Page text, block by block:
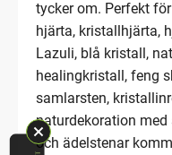
tycker om. Perfekt
hjärta, kristallhjärta,
Lazuli, blå kristall,
healingkristall, feng
samlarsten,
naturdekoration
och ädelstenar